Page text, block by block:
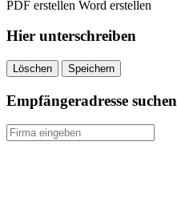
PDF erstellen Word erstellen
Hier unterschreiben
Löschen Speichern
Empfängeradresse suchen